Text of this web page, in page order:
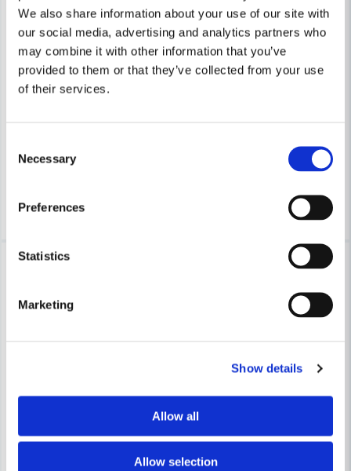
We also share information about your use of our site with
our social media, advertising and analytics partners who
may combine it with other information that you’ve
provided to them or that they’ve collected from your use
of their services.
Selection
Necessary
Preferences
Statistics
Marketing
Show details
Allow all
Allow selection
Skicka fråga
COBOLT
Cobolt Mallfräs D=12 L=8 TL=50 S=8
Leveranstid ifrån leverantör ca
Köp
COBOLT
Leveranstid ifrån leverantör ca
-7%